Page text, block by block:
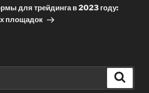
для трейдинга в 2023 году:
площадок